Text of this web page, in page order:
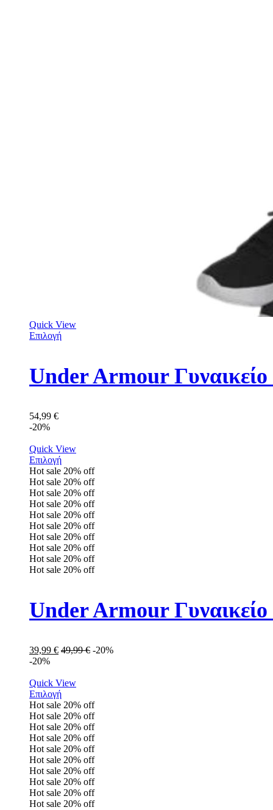
Quick View
Επιλογή
Under Armour
54,99 €
-20%
Quick View
Επιλογή
Hot sale 20% off
Hot sale 20% off
Hot sale 20% off
Hot sale 20% off
Hot sale 20% off
Hot sale 20% off
Hot sale 20% off
Hot sale 20% off
Hot sale 20% off
Hot sale 20% off
Under Armour
39,99 € 49,99€ -20%
-20%
Quick View
Επιλογή
Hot sale 20% off
Hot sale 20% off
Hot sale 20% off
Hot sale 20% off
Hot sale 20% off
Hot sale 20% off
Hot sale 20% off
Hot sale 20% off
Hot sale 20% off
Hot sale 20% off